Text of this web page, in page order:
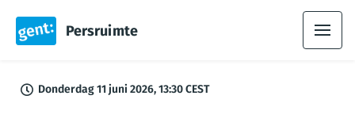
Persruimte
Donderdag 11 juni 2026, 13:30 CEST